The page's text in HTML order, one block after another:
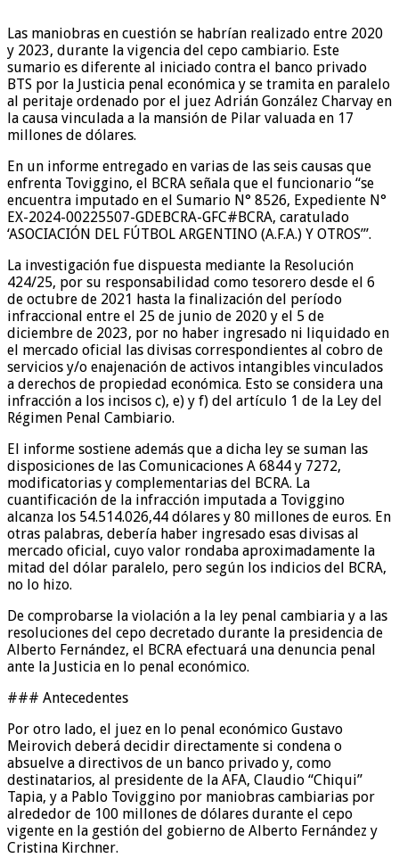
Las maniobras en cuestión se habrían realizado entre 2020
y 2023, durante la vigencia del cepo cambiario. Este
sumario es diferente al iniciado contra el banco privado
BTS por la Justicia penal económica y se tramita en paralelo
al peritaje ordenado por el juez Adrián González Charvay en
la causa vinculada a la mansión de Pilar valuada en 17
millones de dólares.
En un informe entregado en varias de las seis causas que
enfrenta Toviggino, el BCRA señala que el funcionario “se
encuentra imputado en el Sumario N° 8526, Expediente N°
EX-2024-00225507-GDEBCRA-GFC#BCRA, caratulado
‘ASOCIACIÓN DEL FÚTBOL ARGENTINO (A.F.A.) Y OTROS’”.
La investigación fue dispuesta mediante la Resolución
424/25, por su responsabilidad como tesorero desde el 6
de octubre de 2021 hasta la finalización del período
infraccional entre el 25 de junio de 2020 y el 5 de
diciembre de 2023, por no haber ingresado ni liquidado en
el mercado oficial las divisas correspondientes al cobro de
servicios y/o enajenación de activos intangibles vinculados
a derechos de propiedad económica. Esto se considera una
infracción a los incisos c), e) y f) del artículo 1 de la Ley del
Régimen Penal Cambiario.
El informe sostiene además que a dicha ley se suman las
disposiciones de las Comunicaciones A 6844 y 7272,
modificatorias y complementarias del BCRA. La
cuantificación de la infracción imputada a Toviggino
alcanza los 54.514.026,44 dólares y 80 millones de euros. En
otras palabras, debería haber ingresado esas divisas al
mercado oficial, cuyo valor rondaba aproximadamente la
mitad del dólar paralelo, pero según los indicios del BCRA,
no lo hizo.
De comprobarse la violación a la ley penal cambiaria y a las
resoluciones del cepo decretado durante la presidencia de
Alberto Fernández, el BCRA efectuará una denuncia penal
ante la Justicia en lo penal económico.
### Antecedentes
Por otro lado, el juez en lo penal económico Gustavo
Meirovich deberá decidir directamente si condena o
absuelve a directivos de un banco privado y, como
destinatarios, al presidente de la AFA, Claudio “Chiqui”
Tapia, y a Pablo Toviggino por maniobras cambiarias por
alrededor de 100 millones de dólares durante el cepo
vigente en la gestión del gobierno de Alberto Fernández y
Cristina Kirchner.